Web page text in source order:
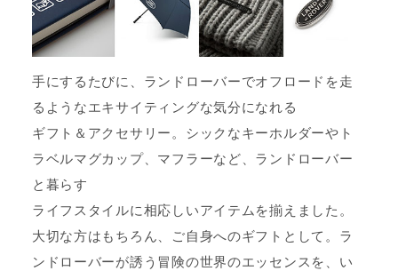
手にするたびに、ランドローバーでオフロードを走
るようなエキサイティングな気分になれる
ギフト＆アクセサリー。シックなキーホルダーやト
ラベルマグカップ、マフラーなど、ランドローバー
と暮らす
ライフスタイルに相応しいアイテムを揃えました。
大切な方はもちろん、ご自身へのギフトとして。ラ
ンドローバーが誘う冒険の世界のエッセンスを、い